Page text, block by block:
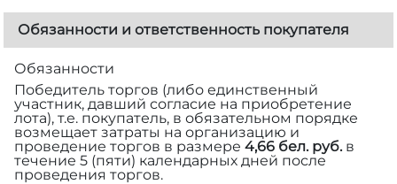
Обязанности и ответственность покупателя
Обязанности
Победитель торгов (либо единственный
участник, давший согласие на приобретение
лота), т.е. покупатель, в обязательном порядке
возмещает затраты на организацию и
проведение торгов в размере 4,66 бел. руб.в
течение 5 (пяти) календарных дней после
проведения торгов.